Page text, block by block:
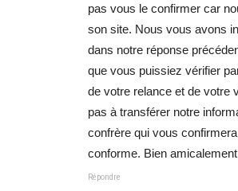
pas vous le confirmer car
son site. Nous vous avons
dans notre réponse
que vous puissiez vérifier
de votre relance et de votre
pas à transférer notre
confrère qui vous
conforme. Bien
Répondre